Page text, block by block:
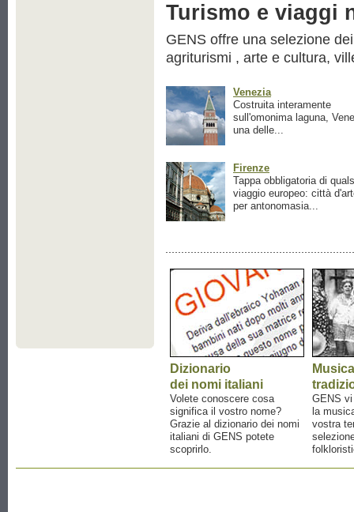
Turismo e viaggi
GENS offre una selezione
agriturismi , arte e cultura,
Venezia
Costruita interamente
sull'omonima laguna,
una delle...
Firenze
Tappa obbligatoria di
viaggio europeo: città
per antonomasia...
Dizionario
dei nomi italiani
Volete conoscere cosa
significa il vostro nome?
Grazie al dizionario dei nomi
italiani di GENS potete
scoprirlo.
Musica
GENS
la
vostra